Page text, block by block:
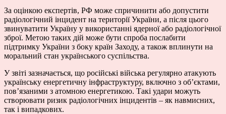
За оцінкою експертів, РФ може спричинити або допустити
радіологічний інцидент на території України, а після цього
звинуватити Україну у використанні ядерної або радіологічної
зброї. Метою таких дій може бути спроба послабити
підтримку України з боку країн Заходу, а також вплинути на
моральний стан українського суспільства.
У звіті зазначається, що російські війська регулярно атакують
українську енергетичну інфраструктуру, включно з об’єктами,
пов’язаними з атомною енергетикою. Такі удари можуть
створювати ризик радіологічних інцидентів – як навмисних,
так і випадкових.